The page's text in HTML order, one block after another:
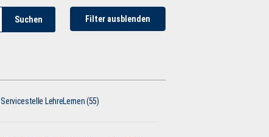
Suchen Filter ausblenden
Servicestelle LehreLernen (55)